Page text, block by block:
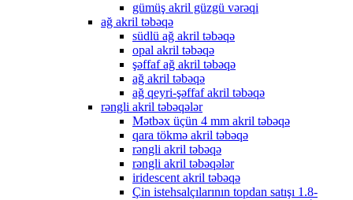
gümüş akril güzgü vərəqi
ağ akril təbəqə
südlü ağ akril təbəqə
opal akril təbəqə
şəffaf ağ akril təbəqə
ağ akril təbəqə
ağ qeyri-şəffaf akril təbəqə
rəngli akril təbəqələr
Mətbəx üçün 4 mm akril təbəqə
qara tökmə akril təbəqə
rəngli akril təbəqə
rəngli akril təbəqələr
iridescent akril təbəqə
Çin istehsalçılarının topdan satışı 1.8-